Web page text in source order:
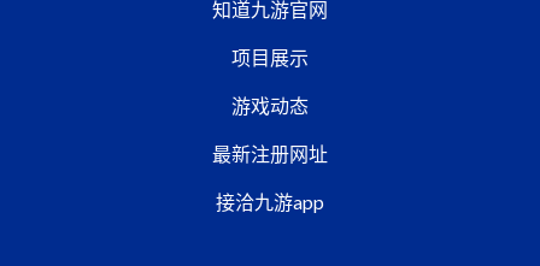
知道九游官网
项目展示
游戏动态
最新注册网址
接洽九游app